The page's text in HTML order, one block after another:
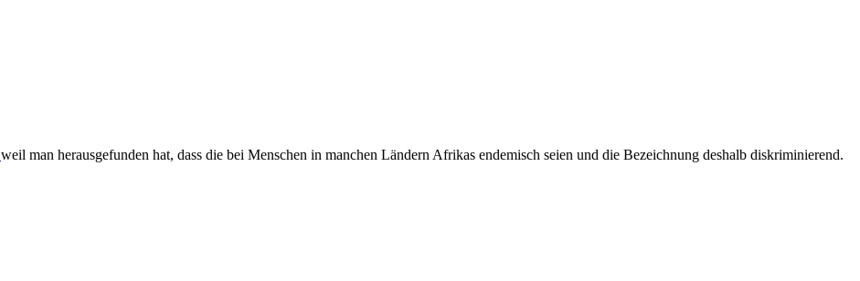
weil man herausgefunden hat, dass die bei Menschen in manchen Ländern Afrikas endemisch seien und die Bezeichnung deshalb diskriminierend.